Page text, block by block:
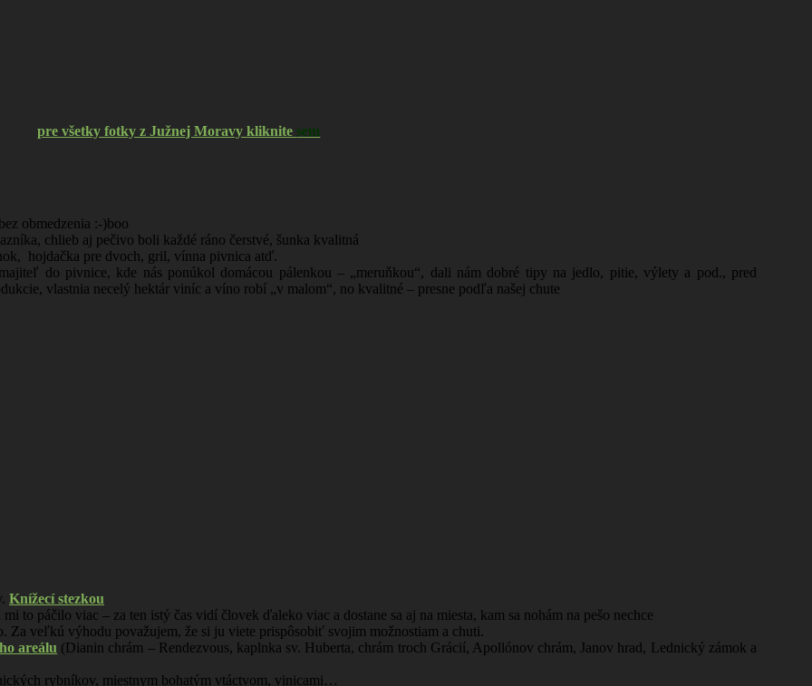
pre všetky fotky z Južnej Moravy kliknite sem
obmedzenia :-)boo
chlieb aj pečivo boli každé ráno čerstvé, šunka kvalitná
hojdačka pre dvoch, gril, vínna pivnica atď.
do pivnice, kde nás ponúkol domácou pálenkou – „meruňkou“, dali nám dobré tipy na jedlo, pitie, výlety a pod., pred
vlastnia necelý hektár viníc a víno robí „v malom“, no kvalitné – presne podľa našej chute
Knížecí stezkou
to páčilo viac – za ten istý čas vidí človek ďaleko viac a dostane sa aj na miesta, kam sa nohám na pešo nechce
Za veľkú výhodu považujem, že si ju viete prispôsobiť svojim možnostiam a chuti.
areálu (Dianin chrám – Rendezvous, kaplnka sv. Huberta, chrám troch Grácií, Apollónov chrám, Janov hrad, Lednický zámok a
rybníkov, miestnym bohatým vtáctvom, vinicami…